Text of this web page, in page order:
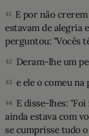
41 E por não
estavam de alegria
perguntou: "Vocês
42 Deram-lhe um
43 e ele o comeu na
44 E disse-lhes:
ainda estava com
se cumprisse tudo